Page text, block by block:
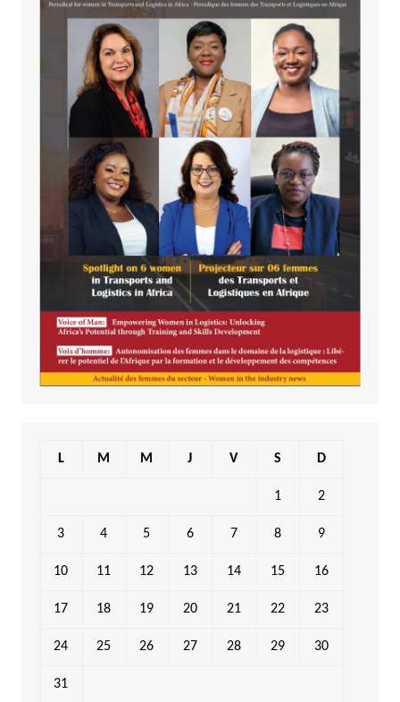
L M M J V S D
1 2
3 4 5 6 7 8 9
10 11 12 13 14 15 16
17 18 19 20 21 22 23
24 25 26 27 28 29 30
31